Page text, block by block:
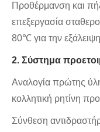
Προθέρμανση και
επεξεργασία
80℃ για την
2. Σύστημα
Αναλογία πρώτης
κολλητική ρητίνη
Σύνθεση